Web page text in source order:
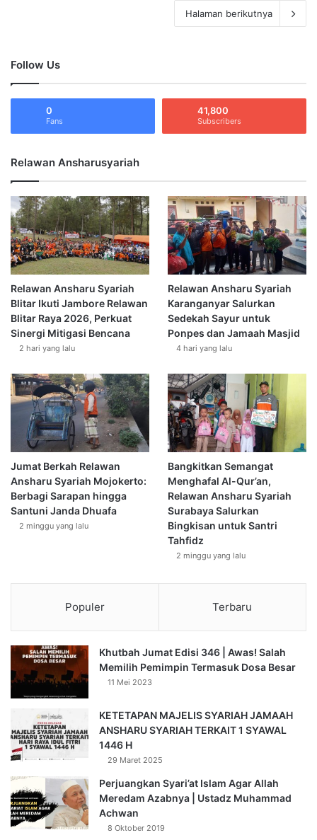
Halaman berikutnya
Follow Us
0
Fans
41,800
Subscribers
Relawan Ansharusyariah
Relawan Ansharu Syariah
Blitar Ikuti Jambore Relawan
Blitar Raya 2026, Perkuat
Sinergi Mitigasi Bencana
2 hari yang lalu
Relawan Ansharu Syariah
Karanganyar Salurkan
Sedekah Sayur untuk
Ponpes dan Jamaah Masjid
4 hari yang lalu
Jumat Berkah Relawan
Ansharu Syariah Mojokerto:
Berbagi Sarapan hingga
Santuni Janda Dhuafa
2 minggu yang lalu
Bangkitkan Semangat
Menghafal Al-Qur’an,
Relawan Ansharu Syariah
Surabaya Salurkan
Bingkisan untuk Santri
Tahfidz
2 minggu yang lalu
Populer Terbaru
Khutbah Jumat Edisi 346 | Awas! Salah
Memilih Pemimpin Termasuk Dosa Besar
11 Mei 2023
KETETAPAN MAJELIS SYARIAH JAMAAH
ANSHARU SYARIAH TERKAIT 1 SYAWAL
1446 H
29 Maret 2025
Perjuangkan Syari’at Islam Agar Allah
Meredam Azabnya | Ustadz Muhammad
Achwan
8 Oktober 2019